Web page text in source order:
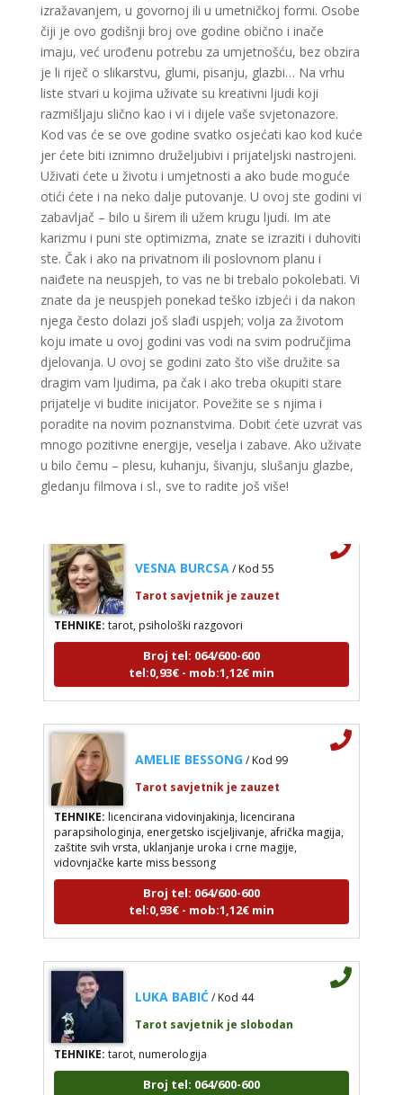
izražavanjem, u govornoj ili u umetničkoj formi. Osobe
čiji je ovo godišnji broj ove godine obično i inače
imaju, već urođenu potrebu za umjetnošću, bez obzira
je li riječ o slikarstvu, glumi, pisanju, glazbi… Na vrhu
liste stvari u kojima uživate su kreativni ljudi koji
razmišljaju slično kao i vi i dijele vaše svjetonazore.
Kod vas će se ove godine svatko osjećati kao kod kuće
jer ćete biti iznimno druželjubivi i prijateljski nastrojeni.
Uživati ćete u životu i umjetnosti a ako bude moguće
otići ćete i na neko dalje putovanje. U ovoj ste godini vi
zabavljač – bilo u širem ili užem krugu ljudi. Im ate
karizmu i puni ste optimizma, znate se izraziti i duhoviti
ste. Čak i ako na privatnom ili poslovnom planu i
naiđete na neuspjeh, to vas ne bi trebalo pokolebati. Vi
znate da je neuspjeh ponekad teško izbjeći i da nakon
njega često dolazi još slađi uspjeh; volja za životom
koju imate u ovoj godini vas vodi na svim područjima
djelovanja. U ovoj se godini zato što više družite sa
dragim vam ljudima, pa čak i ako treba okupiti stare
prijatelje vi budite inicijator. Povežite se s njima i
poradite na novim poznanstvima. Dobit ćete uzvrat vas
mnogo pozitivne energije, veselja i zabave. Ako uživate
u bilo čemu – plesu, kuhanju, šivanju, slušanju glazbe,
gledanju filmova i sl., sve to radite još više!
VIKTORIJA/ Kod 369
Tarot savjetnik je slobodan
astrologija, numerologija, tarot, radiestezija
Broj tel: 064/600-600
tel:0,93€ - mob:1,12€ min
ELA/ Kod 151
Tarot savjetnik je zauzet
TEHNIKE:astrologija, tarot, numerološki tarot, visak, feng
shui numerologija, anđeoski brojevi, tumačenje snova,
rune, kristali, reiki, terapija bojama, anđeoske karte,
iscjeljivanje anđeoskim energijama
Broj tel: 064/600-600
tel:0,93€ - mob:1,12€ min
TEHNIKE:tarot, psihološki razgovori
Broj tel: 064/600-600
tel:0,93€ - mob:1,12€ min
TEHNIKE:licencirana vidovinjakinja, licencirana
parapsihologinja, energetsko iscjeljivanje, afrička magija,
zaštite svih vrsta, uklanjanje uroka i crne magije,
vidovnjačke karte miss bessong
Broj tel: 064/600-600
tel:0,93€ - mob:1,12€ min
LUKA BABIĆ
TEHNIKE:tarot, numerologija
Broj tel: 064/600-600
tel:0,93€ - mob:1,12€ min